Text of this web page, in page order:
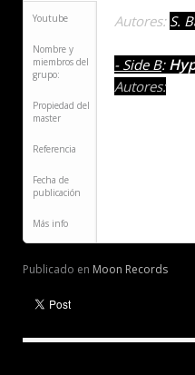
Youtube
Nombre y
miembros del
grupo:
Propiedad del
master
Referencia
Fecha de
publicación
Más info
Autores: S.
- Side B:
Autores:S.
Publicado en Moon Records